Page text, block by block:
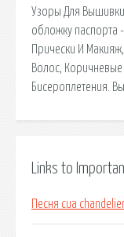
Узоры Для
обложку паспорта
Прически И
Волос,
Бисероплетения.
Links to
Песня сиа